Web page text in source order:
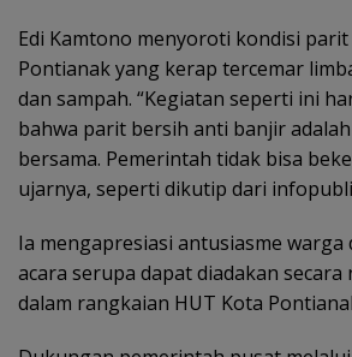
Edi Kamtono menyoroti kondisi
Pontianak yang kerap tercemar
dan sampah. “Kegiatan seperti ini
bahwa parit bersih anti banjir
bersama. Pemerintah tidak bisa
ujarnya, seperti dikutip dari
Ia mengapresiasi antusiasme warga
acara serupa dapat diadakan
dalam rangkaian HUT Kota